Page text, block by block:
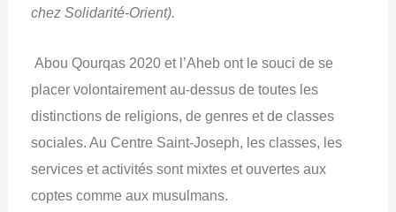
chez Solidarité-Orient).
Abou Qourqas 2020 et l’Aheb ont le souci de se
placer volontairement au-dessus de toutes les
distinctions de religions, de genres et de classes
sociales. Au Centre Saint-Joseph, les classes, les
services et activités sont mixtes et ouvertes aux
coptes comme aux musulmans.